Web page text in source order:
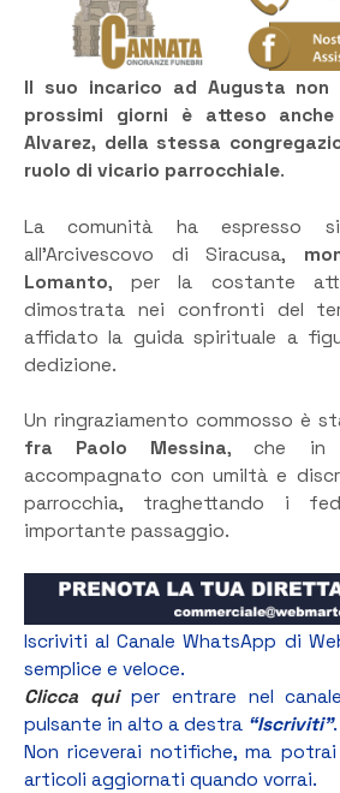
Il suo incarico ad Augusta
prossimi giorni è atteso
Alvarez, della stessa
ruolo di vicario parrocchiale.
La comunità ha espresso
all’Arcivescovo di Siracusa,
Lomanto, per la costante
dimostrata nei confronti del
affidato la guida spirituale a
dedizione.
Un ringraziamento commosso è
fra Paolo Messina, che in
accompagnato con umiltà e
parrocchia, traghettando i
importante passaggio.
Iscriviti al Canale WhatsApp di
semplice e veloce.
Clicca quiper entrare nel
pulsante in alto a destra “Iscriviti”.
Non riceverai notifiche, ma
articoli aggiornati quando vorrai.